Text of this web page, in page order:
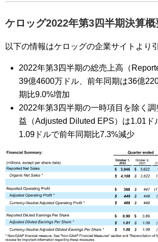
ケロッグ2022年第3四半期決算概
以下の情報はケロッグの企業サイトより
2022年第3四半期の総売上高（
39億4600万ドル、前年同期は36億22
期比9.0%増加
2022年第3四半期の一時項目を除く調
益（Adjusted Diluted EPS）は1.01
1.09 ドルで前年同期比7.3%減少